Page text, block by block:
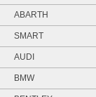
ABARTH
SMART
AUDI
BMW